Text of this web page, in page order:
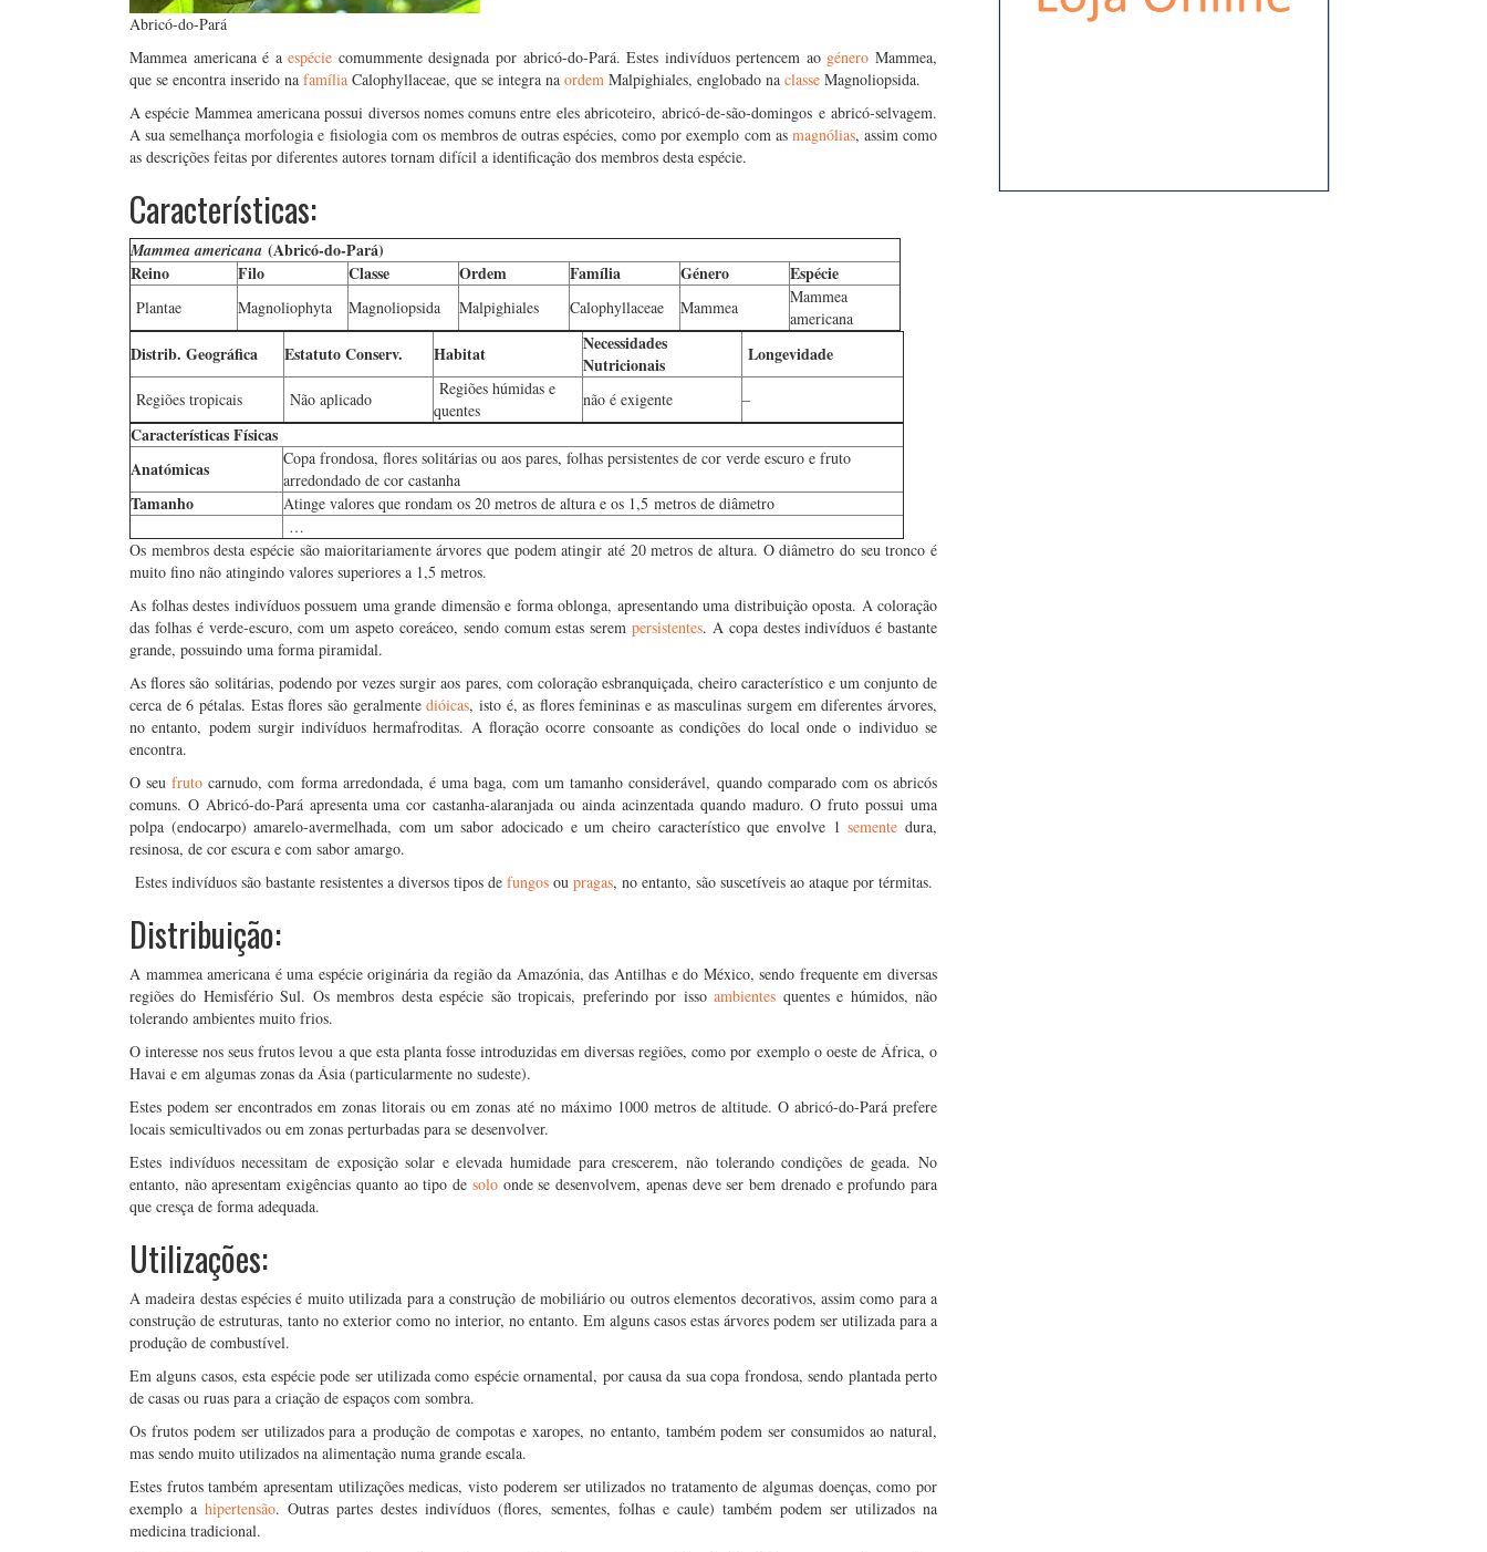
Abricó-do-Pará
Mammea americana é aespécie comummente designada por abricó-do-Pará. Estes indivíduos pertencem ao géneroMammea,
que se encontra inserido na família Calophyllaceae, que se integra na ordem Malpighiales, englobado na classe Magnoliopsida.
A espécie Mammea americana possui diversos nomes comuns entre eles abricoteiro, abricó-de-são-domingos e abricó-selvagem.
A sua semelhança morfologia e fisiologia com os membros de outras espécies, como por exemplo com as magnólias, assim como
as descrições feitas por diferentes autores tornam difícil a identificação dos membros desta espécie.
Características:
Mammea americana (Abricó-do-Pará)
Reino
Filo Classe Ordem Família Género Espécie
Plantae Magnoliophyta Magnoliopsida Malpighiales Calophyllaceae Mammea
Mammea
americana
Distrib. Geográfica Estatuto Conserv. Habitat
Necessidades
Nutricionais
Longevidade
Regiões tropicais Não aplicado
Regiões húmidas e
quentes
não é exigente –
Características Físicas
Anatómicas
Copa frondosa, flores solitárias ou aos pares, folhas persistentes de cor verde escuro e fruto
arredondado de cor castanha
Tamanho
Atinge valores que rondam os 20 metros de altura e os 1,5 metros de diâmetro
…
Os membros desta espécie são maioritariamente árvores que podem atingir até 20 metros de altura. O diâmetro do seu tronco é
muito fino não atingindo valores superiores a 1,5 metros.
As folhas destes indivíduos possuem uma grande dimensão e forma oblonga, apresentando uma distribuição oposta. A coloração
das folhas é verde-escuro, com um aspeto coreáceo, sendo comum estas serem persistentes. A copa destes indivíduos é bastante
grande, possuindo uma forma piramidal.
As flores são solitárias, podendo por vezes surgir aos pares, com coloração esbranquiçada, cheiro característico e um conjunto de
cerca de 6 pétalas. Estas flores são geralmentedióicas, isto é, as flores femininas e as masculinas surgem em diferentes árvores,
no entanto, podem surgir indivíduos hermafroditas. A floração ocorre consoante as condições do local onde o individuo se
encontra.
O seufruto carnudo, com forma arredondada, é uma baga, com um tamanho considerável, quando comparado com os abricós
comuns. O Abricó-do-Pará apresenta uma cor castanha-alaranjada ou ainda acinzentada quando maduro. O fruto possui uma
polpa (endocarpo) amarelo-avermelhada, com um sabor adocicado e um cheiro característico que envolve 1sementedura,
resinosa, de cor escura e com sabor amargo.
Estes indivíduos são bastante resistentes a diversos tipos de fungos ou pragas, no entanto, são suscetíveis ao ataque por térmitas.
Distribuição:
A mammea americana é uma espécie originária da região da Amazónia, das Antilhas e do México, sendo frequente em diversas
regiões do Hemisfério Sul. Os membros desta espécie são tropicais, preferindo por issoambientes quentes e húmidos, não
tolerando ambientes muito frios.
O interesse nos seus frutos levou a que esta planta fosse introduzidas em diversas regiões, como por exemplo o oeste de África, o
Havai e em algumas zonas da Ásia (particularmente no sudeste).
Estes podem ser encontrados em zonas litorais ou em zonas até no máximo 1000 metros de altitude. O abricó-do-Pará prefere
locais semicultivados ou em zonas perturbadas para se desenvolver.
Estes indivíduos necessitam de exposição solar e elevada humidade para crescerem, não tolerando condições de geada. No
entanto, não apresentam exigências quanto ao tipo de solo onde se desenvolvem, apenas deve ser bem drenado e profundo para
que cresça de forma adequada.
Utilizações:
A madeira destas espécies é muito utilizada para a construção de mobiliário ou outros elementos decorativos, assim como para a
construção de estruturas, tanto no exterior como no interior, no entanto. Em alguns casos estas árvores podem ser utilizada para a
produção de combustível.
Em alguns casos, esta espécie pode ser utilizada como espécie ornamental, por causa da sua copa frondosa, sendo plantada perto
de casas ou ruas para a criação de espaços com sombra.
Os frutos podem ser utilizados para a produção de compotas e xaropes, no entanto, também podem ser consumidos ao natural,
mas sendo muito utilizados na alimentação numa grande escala.
Estes frutos também apresentam utilizações medicas, visto poderem ser utilizados no tratamento de algumas doenças, como por
exemplo ahipertensão. Outras partes destes indivíduos (flores, sementes, folhas e caule) também podem ser utilizados na
medicina tradicional.